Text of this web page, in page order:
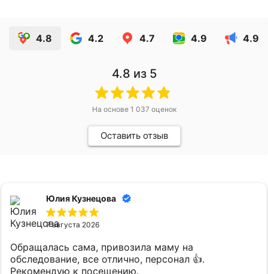
4.8 4.2 4.7 4.9 4.9
4.8 из 5
На основе 1 037 оценок
Оставить отзыв
Юлия Кузнецова
7 августа 2026
Обращалась сама, привозила маму на
обследование, все отлично, персонал 👍.
Рекомендую к посещению.